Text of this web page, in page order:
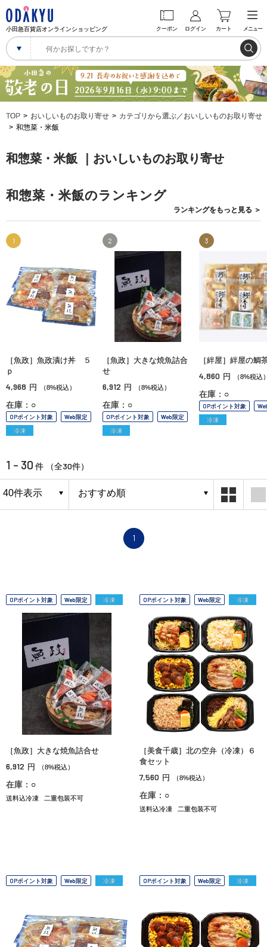
小田急百貨店オンラインショッピング クーポン ログイン カート メニュー
TOP おいしいものお取り寄せ
カテゴリから選ぶ／おいしいものお取り寄せ
和惣菜・米飯
和惣菜・米飯 ｜おいしいものお取り寄せ
和惣菜・米飯のランキング
ランキングをもっと見る ＞
1
［魚政］魚政漬け丼 ５
ｐ
4,968 円 （8%税込）
在庫：○
OPポイント対象
Web限定
冷凍
2
［魚政］大きな焼魚詰合
せ
6,912 円 （8%税込）
在庫：○
OPポイント対象
Web限定
冷凍
3
［絆屋］絆屋の鯛
4,860 円 （8%税込
在庫：○
OPポイント対象
冷凍
1 - 30 件 （全30件）
1
OPポイント対象 Web限定 冷凍
［魚政］大きな焼魚詰合せ
6,912 円 （8%税込）
在庫：○
送料込冷凍 二重包装不可
OPポイント対象 Web限定 冷凍
［美食千歳］北の空弁（冷凍）６
食セット
7,560 円 （8%税込）
在庫：○
送料込冷凍 二重包装不可
OPポイント対象 Web限定 冷凍 OPポイント対象 Web限定 冷凍